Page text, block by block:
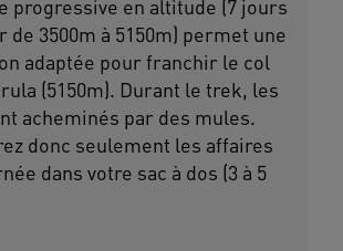
progressive en altitude (7 jours
de 3500m à 5150m) permet une
adaptée pour franchir le col
(5150m). Durant le trek, les
acheminés par des mules.
donc seulement les affaires
dans votre sac à dos (3 à 5